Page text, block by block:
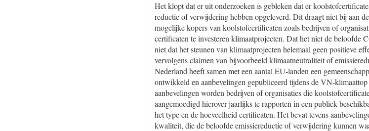
Het klopt dat er uit onderzoeken is gebleken dat er
reductie of verwijdering hebben opgeleverd. Dit draagt niet bij aan
mogelijke kopers van koolstofcertificaten zoals bedrijven of
certificaten te investeren klimaatprojecten. Dat het niet de beloofde
niet dat het steunen van klimaatprojecten helemaal geen positieve
vervolgens claimen van bijvoorbeeld klimaatneutraliteit of
Nederland heeft samen met een aantal EU-landen een
ontwikkeld en aanbevelingen gepubliceerd tijdens de VN-
aanbevelingen worden bedrijven of organisaties die
aangemoedigd hierover jaarlijks te rapporten in een publiek
het type en de hoeveelheid certificaten. Het bevat tevens
kwaliteit, die de beloofde emissiereductie of verwijdering kunnen